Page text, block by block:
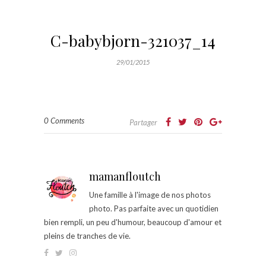
C-babybjorn-321037_14
29/01/2015
0 Comments Partager
mamanfloutch
Une famille à l'image de nos photos
photo. Pas parfaite avec un quotidien
bien rempli, un peu d'humour, beaucoup d'amour et
pleins de tranches de vie.